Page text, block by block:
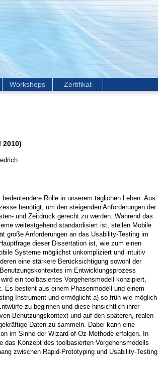
Workshops Zertifikat
2010)
Rolle in unserem täglichen Leben. Aus
benötigt, um den steigenden Anforderungen der
und Zeitdruck gerecht zu werden. Während das
weitestgehend standardisiert ist, stellen Mobile
große Anforderungen an das Usability-Testing im
dieser Dissertation ist, wie zum einen
Systeme möglichst unkompliziert und intuitiv
eine stärkere Berücksichtigung sowohl der
im Entwicklungsprozess
ein toolbasiertes Vorgehensmodell konzipiert,
Es besteht aus einem Phasenmodell und einem
Instrument und ermöglicht a) so früh wie möglich
zu beginnen und diese hinsichtlich ihrer
Benutzungskontext und auf den späteren, realen
Daten zu sammeln. Dabei kann eine
im Sinne der Wizard-of-Oz-Methode erfolgen. In
das Konzept des toolbasierten Vorgehensmodells
zwischen Rapid-Prototyping und Usability-Testing